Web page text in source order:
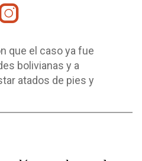
que el caso ya fue
bolivianas y a
atados de pies y